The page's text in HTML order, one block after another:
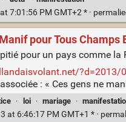
7:01:56 PM GMT+2 * ·
pour Tous Champs
pour un pays comme la
?d=2013/
: « Ces gens ne
· loi · mariage ·
at 6:46:17 PM GMT+1 * ·